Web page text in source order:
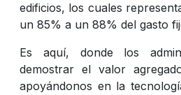
edificios, los cuales
un 85% a un 88% del gasto
Es aquí, donde los
demostrar el valor
apoyándonos en la